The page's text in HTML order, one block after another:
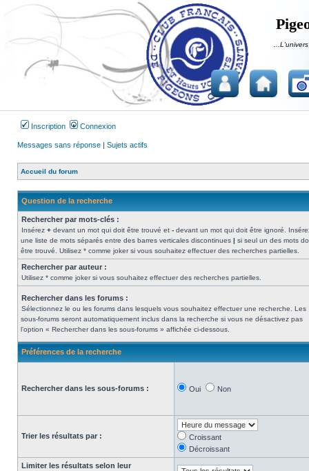
Inscription Connexion
Messages sans réponse | Sujets actifs
Accueil du forum
Question de la recherche
Rechercher par mots-clés :
Insérez + devant un mot qui doit être trouvé et - devant un mot qui doit être ignoré.
une liste de mots séparés entre des barres verticales discontinues | si seul un des mots
être trouvé. Utilisez * comme joker si vous souhaitez effectuer des recherches partielles.
Rechercher par auteur :
Utilisez * comme joker si vous souhaitez effectuer des recherches partielles.
Rechercher dans les forums :
Sélectionnez le ou les forums dans lesquels vous souhaitez effectuer une recherche. Les
sous-forums seront automatiquement inclus dans la recherche si vous ne désactivez pas
l’option « Rechercher dans les sous-forums » affichée ci-dessous.
Préférences de la recherche
Rechercher dans les sous-forums : Oui Non
Trier les résultats par :
Croissant
Décroissant
Limiter les résultats selon leur